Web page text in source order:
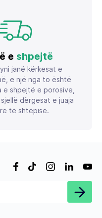
e shpejtë
janë kërkesat e
e një nga to është
e shpejtë e porosive,
sjellë dërgesat e juaja
të shtëpisë.